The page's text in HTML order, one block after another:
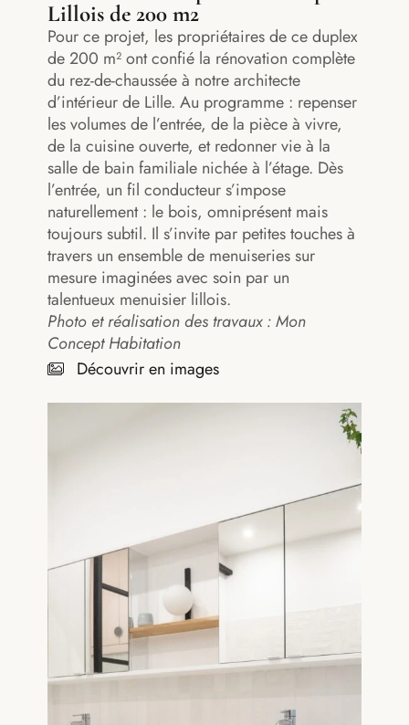
Lillois de 200 m2
Pour ce projet, les propriétaires de ce duplex
de 200 m² ont confié la rénovation complète
du rez-de-chaussée à notre architecte
d’intérieur de Lille. Au programme : repenser
les volumes de l’entrée, de la pièce à vivre,
de la cuisine ouverte, et redonner vie à la
salle de bain familiale nichée à l’étage. Dès
l’entrée, un fil conducteur s’impose
naturellement : le bois, omniprésent mais
toujours subtil. Il s’invite par petites touches à
travers un ensemble de menuiseries sur
mesure imaginées avec soin par un
talentueux menuisier lillois.
Photo et réalisation des travaux : Mon
Concept Habitation
Découvrir en images